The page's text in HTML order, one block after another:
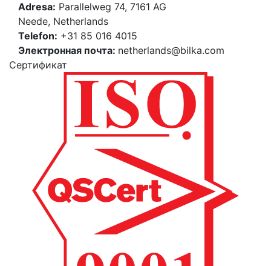
Adresa: Parallelweg 74, 7161 AG
Neede, Netherlands
Telefon: +31 85 016 4015
Электронная почта: netherlands@bilka.com
Cертификат